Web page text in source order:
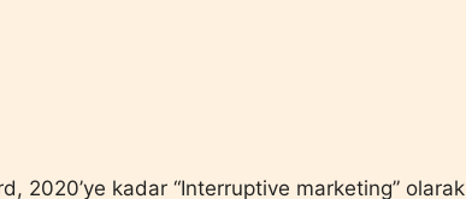
2020’ye kadar “Interruptive marketing” olarak